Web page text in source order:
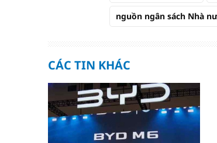
nguồn ngân sách Nhà
CÁC TIN KHÁC